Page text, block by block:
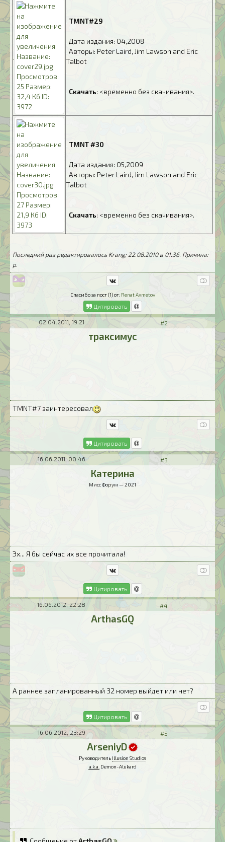
TMNT#29
Дата издания: 04,2008
Авторы: Peter Laird, Jim Lawson and Eric
Talbot
Скачать: <временно без скачивания>.
TMNT #30
Дата издания: 05,2009
Авторы: Peter Laird, Jim Lawson and Eric
Talbot
Скачать: <временно без скачивания>.
Последний раз редактировалось Krang; 22.08.2010 в 01:36. Причина:
p.
Спасибо за пост (1) от: Renat Axmetov
Цитировать
02.04.2011, 19:21 #2
траксимус
TMNT#7 заинтересовал
Цитировать
16.06.2011, 00:46 #3
Катерина
Мисс Форум — 2021
Эх... Я бы сейчас их все прочитала!
Цитировать
16.06.2012, 22:28 #4
ArthasGQ
А раннее запланированный 32 номер выйдет или нет?
Цитировать
16.06.2012, 23:29 #5
ArseniyD
Руководитель Illusion Studios
a.k.a. Demon-Alukard